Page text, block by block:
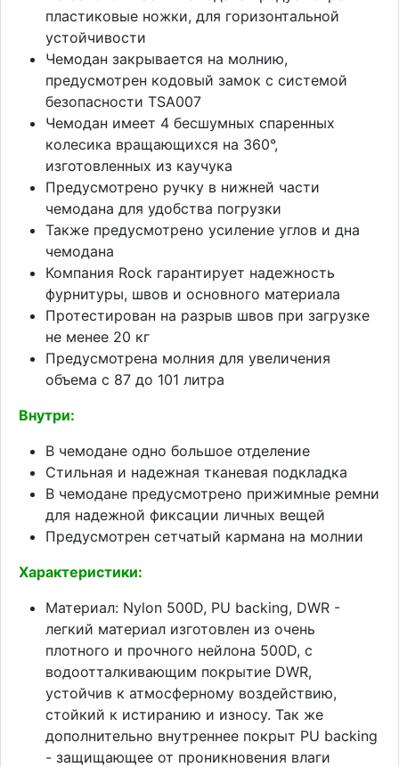
пластиковые ножки, для горизонтальной
устойчивости
Чемодан закрывается на молнию,
предусмотрен кодовый замок с системой
безопасности TSA007
Чемодан имеет 4 бесшумных спаренных
колесика вращающихся на 360°,
изготовленных из каучука
Предусмотрено ручку в нижней части
чемодана для удобства погрузки
Также предусмотрено усиление углов и дна
чемодана
Компания Rock гарантирует надежность
фурнитуры, швов и основного материала
Протестирован на разрыв швов при загрузке
не менее 20 кг
Предусмотрена молния для увеличения
объема с 87 до 101 литра
Внутри:
В чемодане одно большое отделение
Стильная и надежная тканевая подкладка
В чемодане предусмотрено прижимные ремни
для надежной фиксации личных вещей
Предусмотрен сетчатый кармана на молнии
Характеристики:
Материал: Nylon 500D, PU backing, DWR -
легкий материал изготовлен из очень
плотного и прочного нейлона 500D, с
водоотталкивающим покрытие DWR,
устойчив к атмосферному воздействию,
стойкий к истиранию и износу. Так же
дополнительно внутреннее покрыт PU backing
- защищающее от проникновения влаги